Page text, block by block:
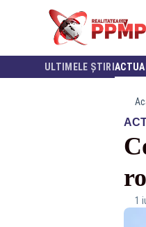
ULTIMELE ȘTIRI
1